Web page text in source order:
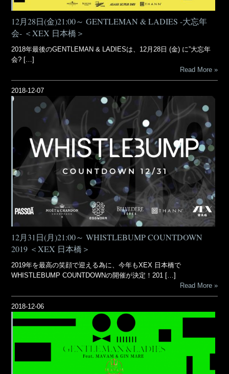
12月28日(金)21:00～ GENTLEMAN & LADIES -大忘年
会- ＜XEX 日本橋＞
2018年最後のGENTLEMAN & LADIESは、12月28日 (金) に”大忘年
会? […]
Read More
2018-12-07
12月31日(月)21:00～ WHISTLEBUMP COUNTDOWN
2019 ＜XEX 日本橋＞
2019年を最高の笑顔で迎える為に、今年もXEX 日本橋で
WHISTLEBUMP COUNTDOWNの開催が決定！201 […]
Read More
2018-12-06